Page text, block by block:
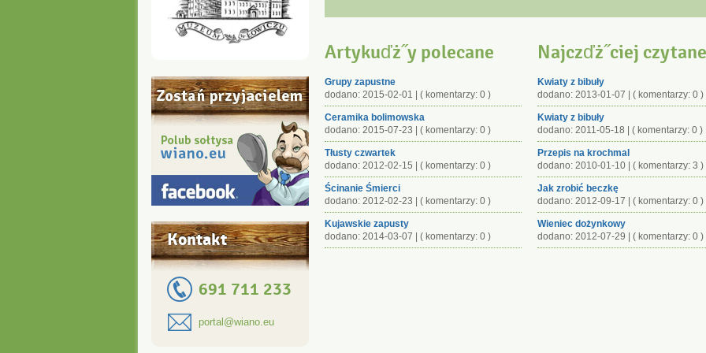
Kontakt
691 711 233
portal@wiano.eu
Artykuďż˝y polecane
Grupy zapustne
dodano: 2015-02-01 | ( komentarzy: 0 )
Ceramika bolimowska
dodano: 2015-07-23 | ( komentarzy: 0 )
Tłusty czwartek
dodano: 2012-02-15 | ( komentarzy: 0 )
Ścinanie Śmierci
dodano: 2012-02-23 | ( komentarzy: 0 )
Kujawskie zapusty
dodano: 2014-03-07 | ( komentarzy: 0 )
Najczďż˝ciej czytane
Kwiaty z bibuły
dodano: 2013-01-07 | ( komentarzy: 0 )
Kwiaty z bibuły
dodano: 2011-05-18 | ( komentarzy: 0 )
Przepis na krochmal
dodano: 2010-01-10 | ( komentarzy: 3 )
Jak zrobić beczkę
dodano: 2012-09-17 | ( komentarzy: 0 )
Wieniec dożynkowy
dodano: 2012-07-29 | ( komentarzy: 0 )